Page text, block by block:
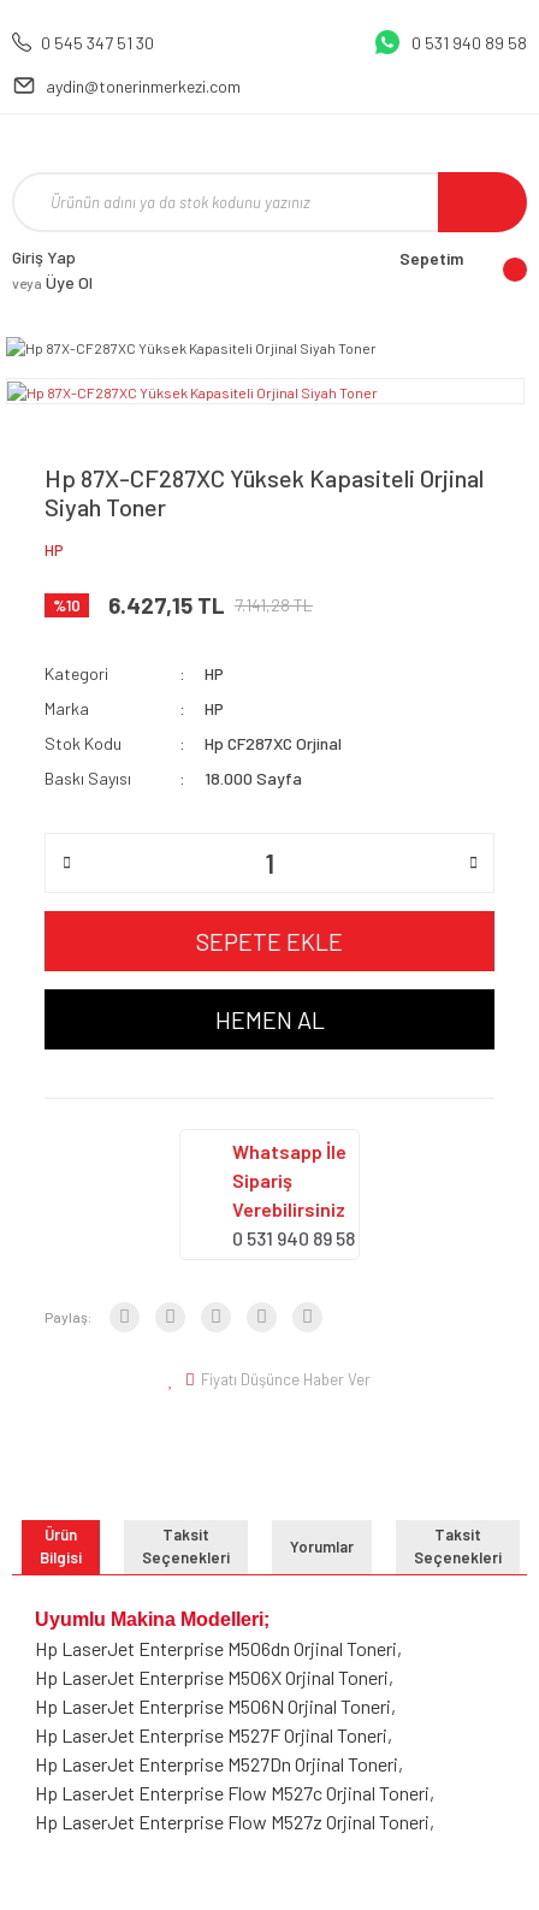
0 545 347 51 30 0 531 940 89 58
aydin@tonerinmerkezi.com
Giriş Yap
veya Üye Ol
Sepetim
Hp 87X-CF287XC Yüksek Kapasiteli Orjinal
Siyah Toner
HP
%10 6.427,15 TL 7.141,28 TL
Kategori
HP
Marka
HP
Stok Kodu
Hp CF287XC Orjinal
Baskı Sayısı
18.000 Sayfa
SEPETE EKLE
HEMEN AL
Whatsapp İle
Sipariş
Verebilirsiniz
0 531 940 89 58
Paylaş:
Fiyatı Düşünce Haber Ver
Ürün
Bilgisi
Taksit
Seçenekleri
Yorumlar
Taksit
Seçenekleri
Uyumlu Makina Modelleri;
Hp LaserJet Enterprise M506dn Orjinal Toneri,
Hp LaserJet Enterprise M506X Orjinal Toneri,
Hp LaserJet Enterprise M506N Orjinal Toneri,
Hp LaserJet Enterprise M527F Orjinal Toneri,
Hp LaserJet Enterprise M527Dn Orjinal Toneri,
Hp LaserJet Enterprise Flow M527c Orjinal Toneri,
Hp LaserJet Enterprise Flow M527z Orjinal Toneri,